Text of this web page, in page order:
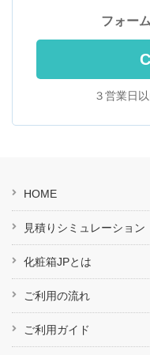
フォー
３営業日
HOME
見積りシミュレーション
化粧箱JPとは
ご利用の流れ
ご利用ガイド